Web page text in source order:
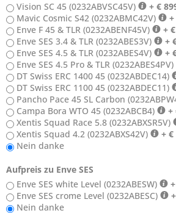
Vision SC 45 (0232ABVSC45V)
+ €
Mavic Cosmic S42 (0232ABMC42V)
Enve F 45 & TLR (0232ABENF45V)
+
Enve SES 3.4 & TLR (0232ABES3V)
+
Enve SES 4.5 & TLR (0232ABES4V)
+
Enve SES 4.5 Pro & TLR (0232ABES4PV)
DT Swiss ERC 1400 45 (0232ABDEC14)
DT Swiss ERC 1100 45 (0232ABDEC11)
Pancho Pace 45 SL Carbon
Campa Bora WTO 45 (0232ABCB4)
+
Xentis Squad Race 5.8 (0232ABXSR5V)
Xentis Squad 4.2 (0232ABXS42V)
+ €
Nein danke
Aufpreis zu Enve SES
Enve SES white Level (0232ABESW)
Enve SES crome Level (0232ABESC)
Nein danke